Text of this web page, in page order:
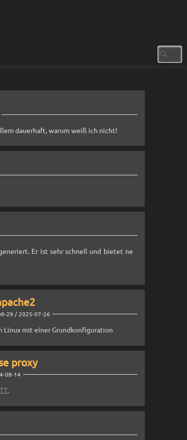
dauerhaft, warum weiß ich nicht!
Er ist sehr schnell und bietet ne
29 / 2025-07-26
Linux mit einer Grundkonfiguration
proxy
08-14